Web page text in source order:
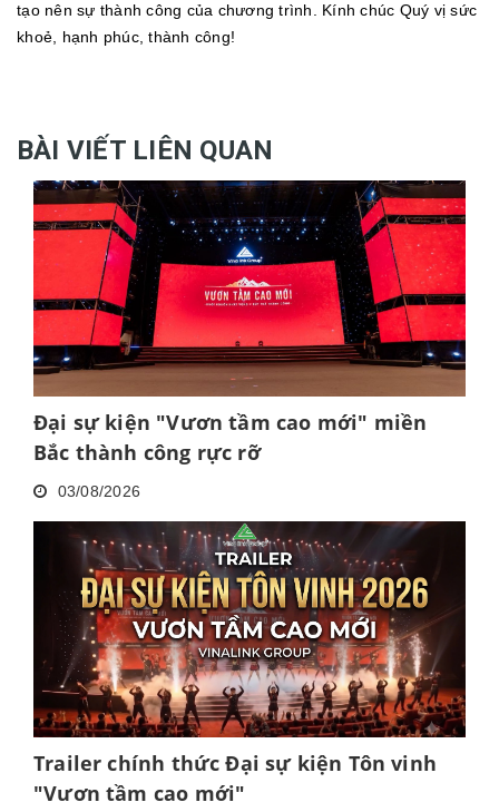
tạo nên sự thành công của chương trình. Kính chúc Quý vị sức
khoẻ, hạnh phúc, thành công!
BÀI VIẾT LIÊN QUAN
Đại sự kiện "Vươn tầm cao mới" miền
Bắc thành công rực rỡ
03/08/2026
Trailer chính thức Đại sự kiện Tôn vinh
"Vươn tầm cao mới"